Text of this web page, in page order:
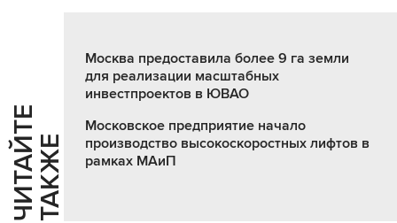
Ч
И
Т
АЙ
Т
Е
Т
А
К
ЖЕ
Москва предоставила более 9 га земли
для реализации масштабных
инвестпроектов в ЮВАО
Московское предприятие начало
производство высокоскоростных лифтов в
рамках МАиП